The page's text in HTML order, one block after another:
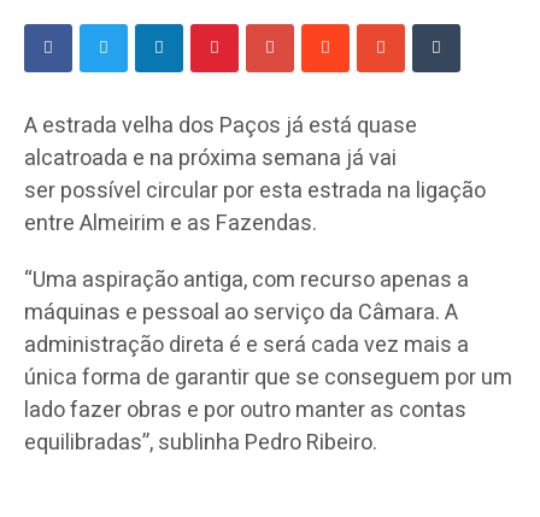
A estrada velha dos Paços já está quase
alcatroada e na próxima semana já vai
ser possível circular por esta estrada na ligação
entre Almeirim e as Fazendas.
“Uma aspiração antiga, com recurso apenas a
máquinas e pessoal ao serviço da Câmara. A
administração direta é e será cada vez mais a
única forma de garantir que se conseguem por um
lado fazer obras e por outro manter as contas
equilibradas”, sublinha Pedro Ribeiro.